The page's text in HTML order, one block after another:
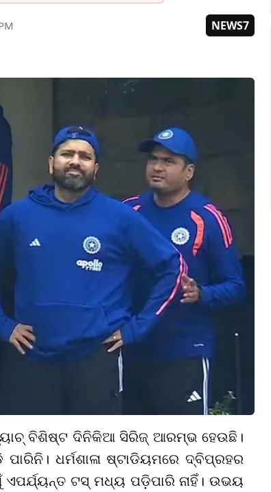
NEWS7
ବିଶିଷ୍ଟ ଦିନିକିଆ ସିରିଜ୍ ଆରମ୍ଭ ହେଉଛି।
ଧର୍ମଶାଳା ଷ୍ଟାଡିୟମରେ ଦ୍ବିପ୍ରହର
ଏପର୍ଯ୍ୟନ୍ତ ଟସ୍ ମଧ୍ୟ ପଡ଼ିପାରି ନାହିଁ। ଉଭୟ